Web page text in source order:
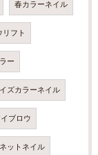
春カラーネイル
リフト
ー
ズカラーネイル
ブロウ
ットネイル